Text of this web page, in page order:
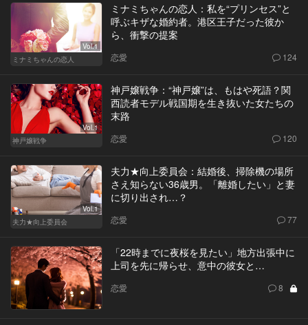
Vol.1
ミナミちゃんの恋人
ミナミちゃんの恋人：私を“プリンセス”と
呼ぶキザな婚約者。港区王子だった彼か
ら、衝撃の提案
恋愛 124
Vol.1
神戸嬢戦争
神戸嬢戦争：“神戸嬢”は、もはや死語？関
西読者モデル戦国期を生き抜いた女たちの
末路
恋愛 120
Vol.1
夫力★向上委員会
夫力★向上委員会：結婚後、掃除機の場所
さえ知らない36歳男。「離婚したい」と妻
に切り出され…？
恋愛 77
「22時までに夜桜を見たい」地方出張中に
上司を先に帰らせ、意中の彼女と…
恋愛 8